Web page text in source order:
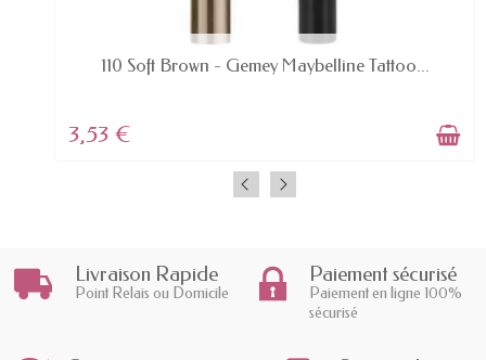
AVAILABLE
110 Soft Brown - Gemey Maybelline Tattoo...
3,53 €
Livraison Rapide
Point Relais ou Domicile
Paiement sécurisé
Paiement en ligne 100%
sécurisé